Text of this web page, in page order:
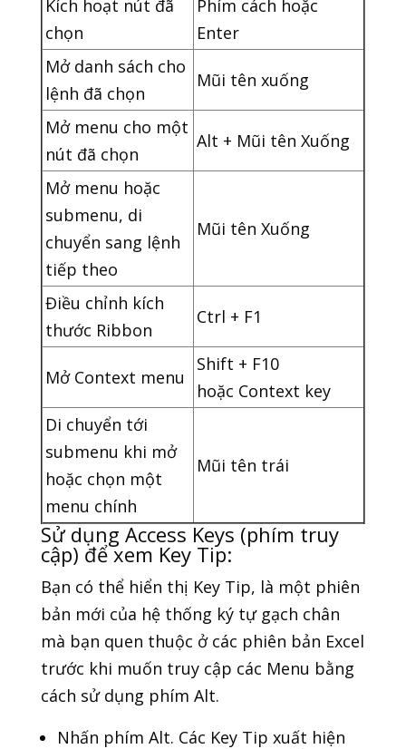
Kích hoạt nút đã
chọn
Phím cách hoặc
Enter
Mở danh sách cho
lệnh đã chọn
Mũi tên xuống
Mở menu cho một
nút đã chọn
Alt + Mũi tên Xuống
Mở menu hoặc
submenu, di
chuyển sang lệnh
tiếp theo
Mũi tên Xuống
Điều chỉnh kích
thước Ribbon
Ctrl + F1
Mở Context menu
Shift + F10
hoặc Context key
Di chuyển tới
submenu khi mở
hoặc chọn một
menu chính
Mũi tên trái
Sử dụng Access Keys (phím truy
cập) để xem Key Tip:
Bạn có thể hiển thị Key Tip, là một phiên
bản mới của hệ thống ký tự gạch chân
mà bạn quen thuộc ở các phiên bản Excel
trước khi muốn truy cập các Menu bằng
cách sử dụng phím Alt.
Nhấn phím Alt. Các Key Tip xuất hiện